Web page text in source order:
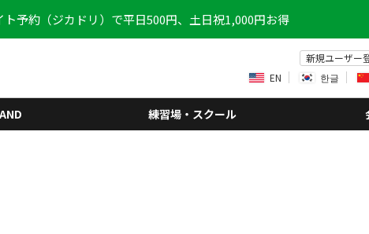
ト予約（ジカドリ）で平日500円、土日祝1,000円お得
新規ユーザー
EN
한글
練習場・スクール